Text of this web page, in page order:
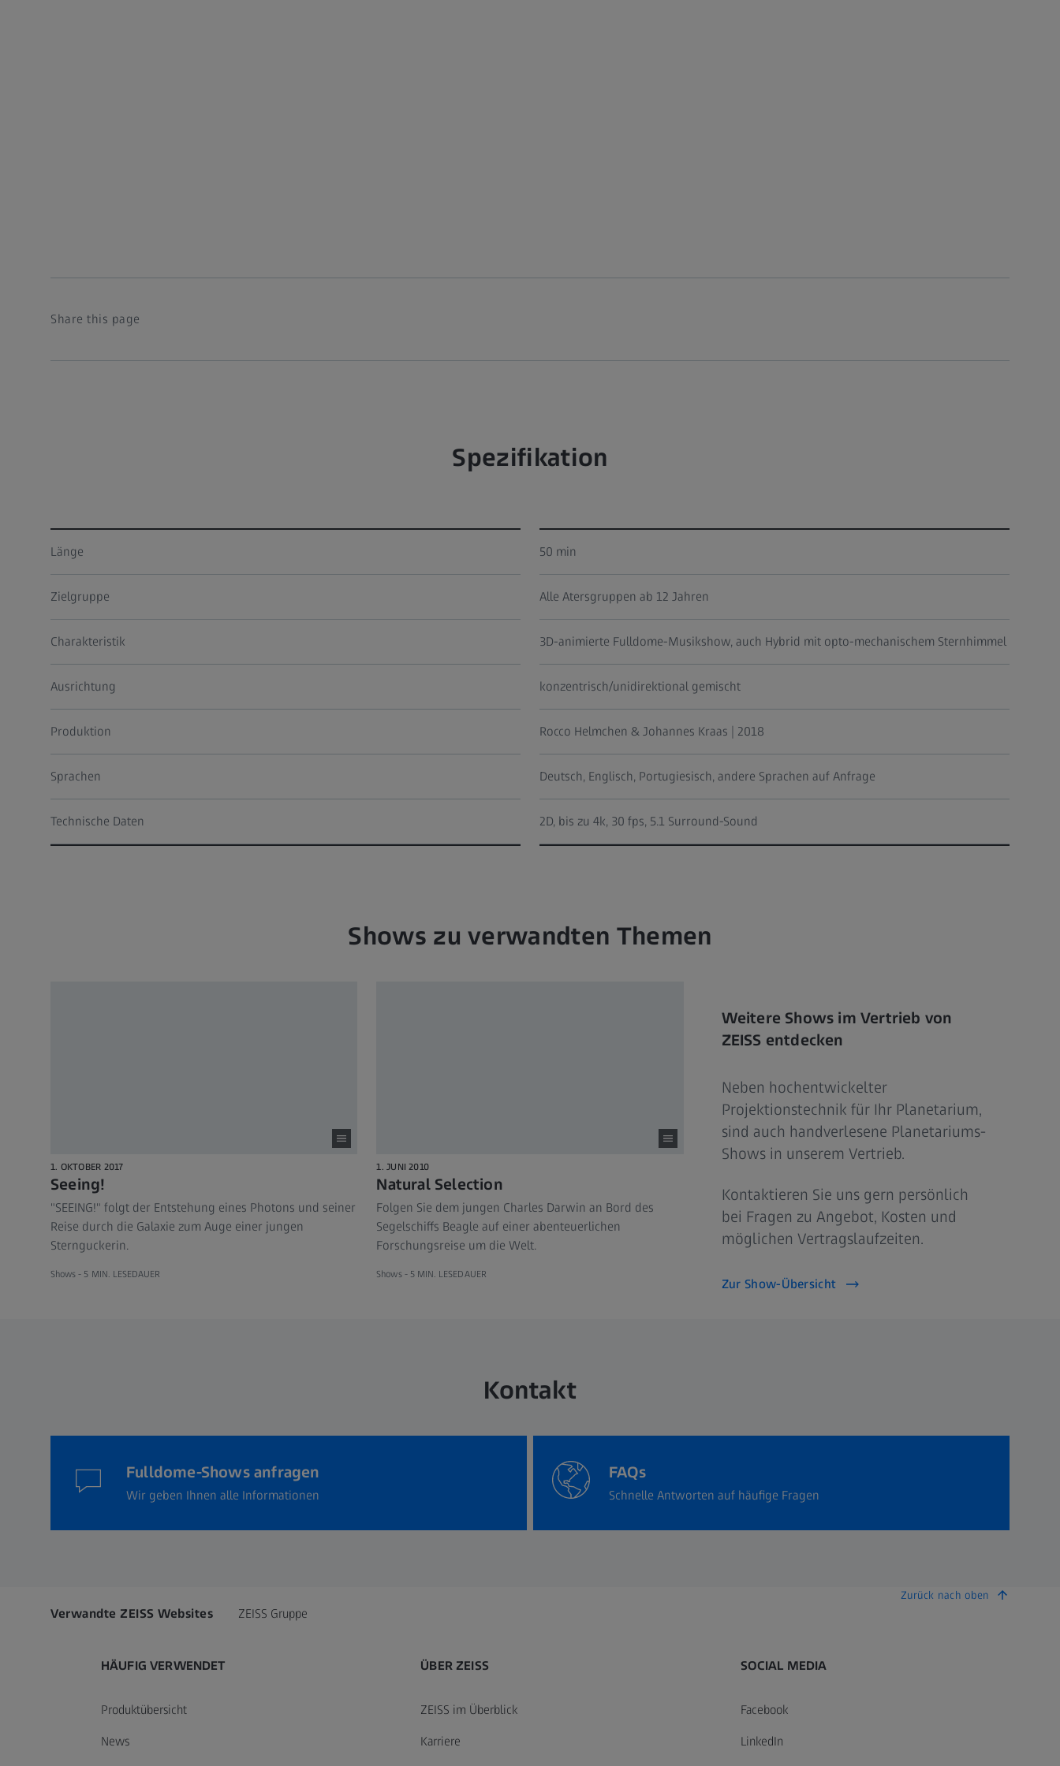
Share this page
Spezifikation
Länge 50 min
Zielgruppe Alle Atersgruppen ab 12 Jahren
Charakteristik 3D-animierte Fulldome-Musikshow, auch Hybrid mit opto-mechanischem Sternhimmel
Ausrichtung konzentrisch/unidirektional gemischt
Produktion Rocco Helmchen & Johannes Kraas | 2018
Sprachen Deutsch, Englisch, Portugiesisch, andere Sprachen auf Anfrage
Technische Daten 2D, bis zu 4k, 30 fps, 5.1 Surround-Sound
Shows zu verwandten Themen
1. OKTOBER 2017
Seeing!
"SEEING!" folgt der Entstehung eines Photons und seiner
Reise durch die Galaxie zum Auge einer jungen
Sternguckerin.
Shows - 5 MIN. LESEDAUER
1. JUNI 2010
Natural Selection
Folgen Sie dem jungen Charles Darwin an Bord des
Segelschiffs Beagle auf einer abenteuerlichen
Forschungsreise um die Welt.
Shows - 5 MIN. LESEDAUER
Weitere Shows im Vertrieb von
ZEISS entdecken
Neben hochentwickelter
Projektionstechnik für Ihr Planetarium,
sind auch handverlesene Planetariums-
Shows in unserem Vertrieb.
Kontaktieren Sie uns gern persönlich
bei Fragen zu Angebot, Kosten und
möglichen Vertragslaufzeiten.
Zur Show-Übersicht
Kontakt
Fulldome-Shows anfragen
Wir geben Ihnen alle Informationen
FAQs
Schnelle Antworten auf häufige Fragen
Zurück nach oben
Verwandte ZEISS Websites ZEISS Gruppe
HÄUFIG VERWENDET
Produktübersicht
News
ÜBER ZEISS
ZEISS im Überblick
Karriere
SOCIAL MEDIA
Facebook
LinkedIn